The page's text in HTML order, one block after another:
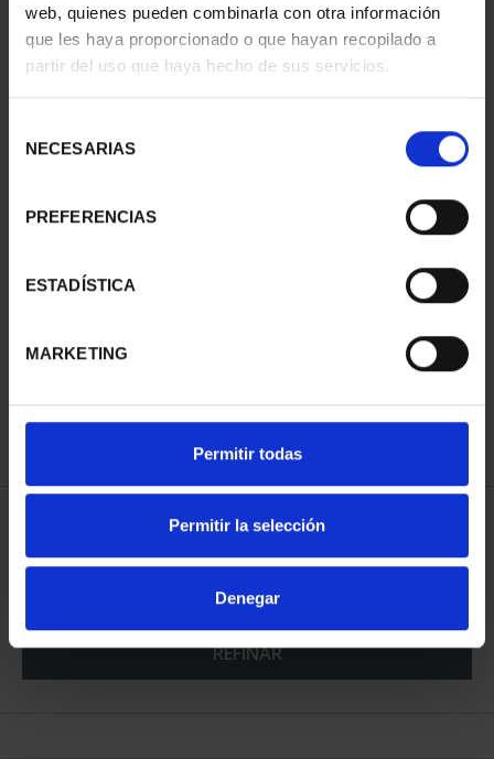
web, quienes pueden combinarla con otra información
que les haya proporcionado o que hayan recopilado a
partir del uso que haya hecho de sus servicios.
NECESARIAS
PREFERENCIAS
ESTADÍSTICA
MARKETING
Permitir todas
Permitir la selección
Denegar
PROCLAMACIÓN FELIPE
610,00 €
REFINAR